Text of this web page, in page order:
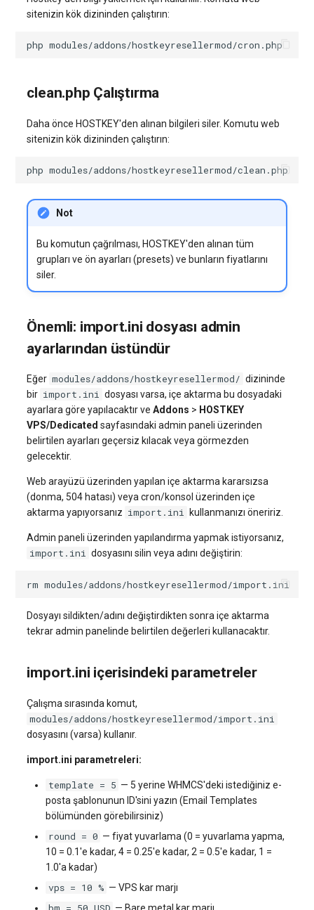
sitenizin kök dizininden çalıştırın:
php
clean.php Çalıştırma
Daha önce HOSTKEY'den alınan bilgileri siler. Komutu web
sitenizin kök dizininden çalıştırın:
php
Not
Bu komutun çağrılması, HOSTKEY'den alınan tüm
grupları ve ön ayarları (presets) ve bunların fiyatlarını
siler.
Önemli: import.ini dosyası admin
ayarlarından üstündür
Eğer modules/addons/hostkeyresellermod/ dizininde
bir import.ini dosyası varsa, içe aktarma bu dosyadaki
ayarlara göre yapılacaktır veAddons > HOSTKEY
VPS/Dedicated sayfasındaki admin paneli üzerinden
belirtilen ayarları geçersiz kılacak veya görmezden
gelecektir.
Web arayüzü üzerinden yapılan içe aktarma kararsızsa
(donma, 504 hatası) veya cron/konsol üzerinden içe
aktarma yapıyorsanız import.ini kullanmanızı öneririz.
Admin paneli üzerinden yapılandırma yapmak istiyorsanız,
import.ini dosyasını silin veya adını değiştirin:
rm
Dosyayı sildikten/adını değiştirdikten sonra içe aktarma
tekrar admin panelinde belirtilen değerleri kullanacaktır.
import.ini içerisindeki parametreler
Çalışma sırasında komut,
modules/addons/hostkeyresellermod/import.ini
dosyasını (varsa) kullanır.
import.ini parametreleri:
template = 5 — 5 yerine WHMCS'deki istediğiniz e-
posta şablonunun ID'sini yazın (Email Templates
bölümünden görebilirsiniz)
round = 0 — fiyat yuvarlama (0 = yuvarlama yapma,
10 = 0.1'e kadar, 4 = 0.25'e kadar, 2 = 0.5'e kadar, 1 =
1.0'a kadar)
vps = 10 % — VPS kar marjı